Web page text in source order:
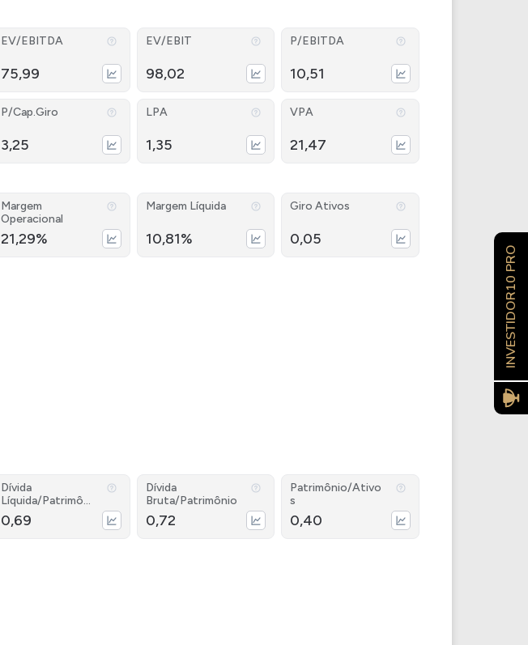
EV/EBITDA
75,99
EV/EBIT
98,02
P/EBITDA
10,51
P/Cap.Giro
3,25
LPA
1,35
VPA
21,47
Margem
Operacional
21,29%
Margem Líquida
10,81%
Giro Ativos
0,05
Dívida
Líquida/Patrimôni
o
0,69
Dívida
Bruta/Patrimônio
0,72
Patrimônio/Ativo
s
0,40
INVESTIDOR10 PRO